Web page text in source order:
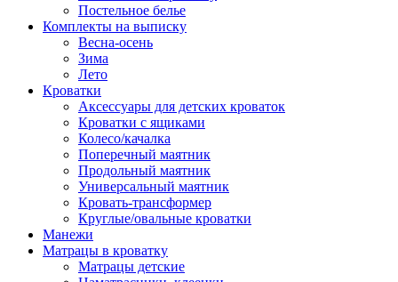
Постельное белье
Комплекты на выписку
Весна-осень
Зима
Лето
Кроватки
Аксессуары для детских кроваток
Кроватки с ящиками
Колесо/качалка
Поперечный маятник
Продольный маятник
Универсальный маятник
Кровать-трансформер
Круглые/овальные кроватки
Манежи
Матрацы в кроватку
Матрацы детские